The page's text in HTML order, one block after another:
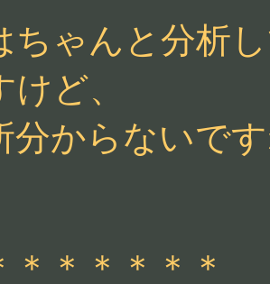
ちゃんと分析
ど、
分からないで
＊＊＊＊＊＊